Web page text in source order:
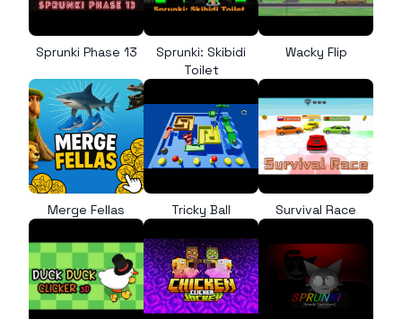
Sprunki Phase 13
Sprunki: Skibidi
Toilet
Wacky Flip
Merge Fellas Tricky Ball Survival Race